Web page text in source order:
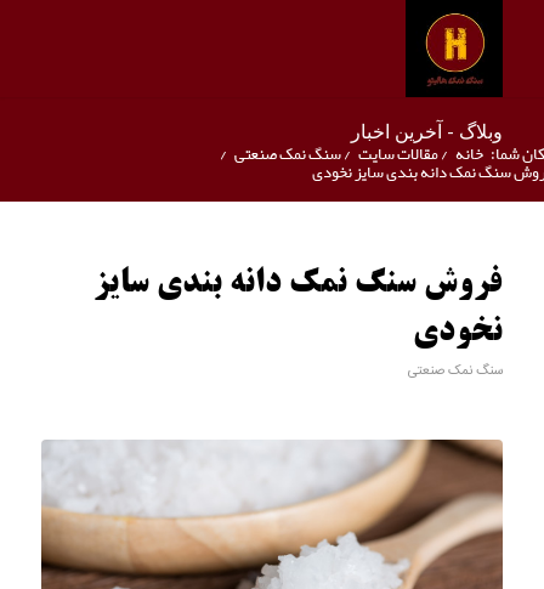
وبلاگ - آخرین اخبار
شما: خانه /مقالات سایت /سنگ نمک صنعتی /
سنگ نمک دانه بندی سایز نخودی
فروش سنگ نمک دانه بندی سایز
نخودی
سنگ نمک صنعتی